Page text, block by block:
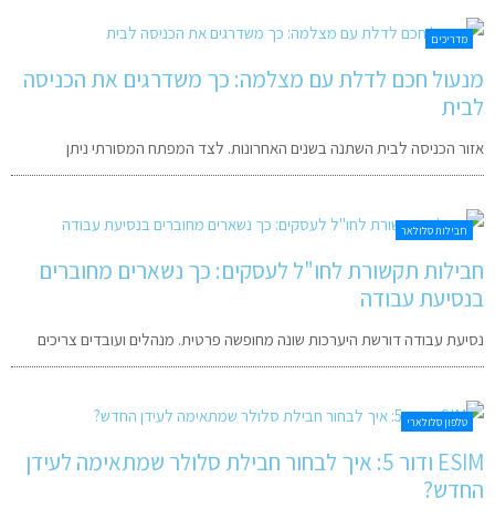
מדריכים
מנעול חכם לדלת עם מצלמה: כך משדרגים את הכניסה
לבית
אזור הכניסה לבית השתנה בשנים האחרונות. לצד המפתח המסורתי ניתן
חבילות סלולאר
חבילות תקשורת לחו"ל לעסקים: כך נשארים מחוברים
בנסיעת עבודה
נסיעת עבודה דורשת היערכות שונה מחופשה פרטית. מנהלים ועובדים צריכים
טלפון סלולארי
ESIM ודור 5: איך לבחור חבילת סלולר שמתאימה לעידן
החדש?